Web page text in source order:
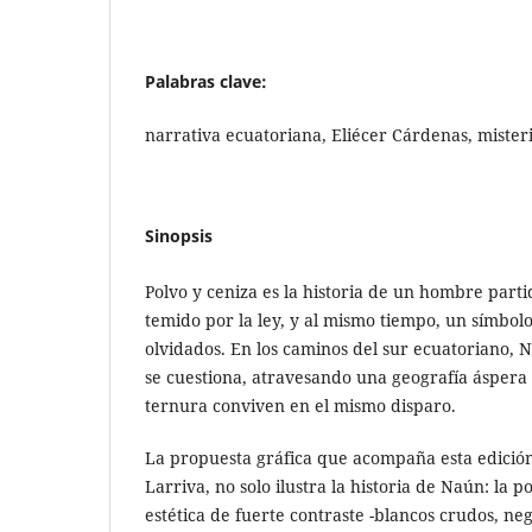
Palabras clave:
narrativa ecuatoriana, Eliécer Cárdenas,
Sinopsis
Polvo y ceniza es la historia de un hombre
temido por la ley, y al mismo tiempo, un
olvidados. En los caminos del sur ecuatoriano,
se cuestiona, atravesando una geografía
ternura conviven en el mismo disparo.
La propuesta gráfica que acompaña esta
Larriva, no solo ilustra la historia de Naún: la
estética de fuerte contraste -blancos crudos,